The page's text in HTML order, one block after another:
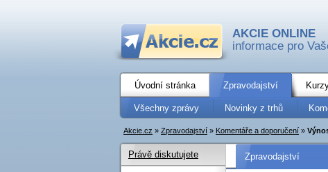
AKCIE ONLINE
informace pro
Úvodní stránka Zpravodajství
Všechny zprávy Novinky z trhů
Akcie.cz » Zpravodajství » Komentáře a doporučení »
Zpravodajství
Právě diskutujete